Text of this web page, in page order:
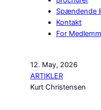
Spændende
Kontakt
For
12. May, 2026
ARTIKLER
Kurt Christensen